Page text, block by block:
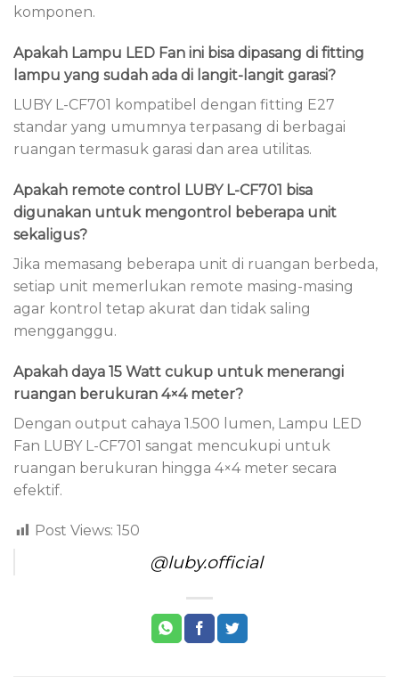
komponen.
Apakah Lampu LED Fan ini bisa dipasang di fitting
lampu yang sudah ada di langit-langit garasi?
LUBY L-CF701 kompatibel dengan fitting E27
standar yang umumnya terpasang di berbagai
ruangan termasuk garasi dan area utilitas.
Apakah remote control LUBY L-CF701 bisa
digunakan untuk mengontrol beberapa unit
sekaligus?
Jika memasang beberapa unit di ruangan berbeda,
setiap unit memerlukan remote masing-masing
agar kontrol tetap akurat dan tidak saling
mengganggu.
Apakah daya 15 Watt cukup untuk menerangi
ruangan berukuran 4×4 meter?
Dengan output cahaya 1.500 lumen, Lampu LED
Fan LUBY L-CF701 sangat mencukupi untuk
ruangan berukuran hingga 4×4 meter secara
efektif.
Post Views: 150
@luby.official